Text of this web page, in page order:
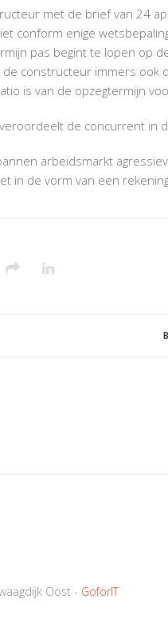
met de brief van 24
conform enige
pas begint te lopen op
constructeur immers ook
is van de opzegtermijn
de concurrent in
arbeidsmarkt
in de vorm van een
Oost - GoforIT